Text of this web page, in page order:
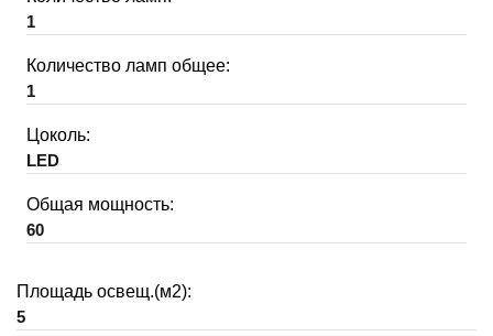
1
Количество ламп общее:
1
Цоколь:
LED
Общая мощность:
60
Площадь освещ.(м2):
5